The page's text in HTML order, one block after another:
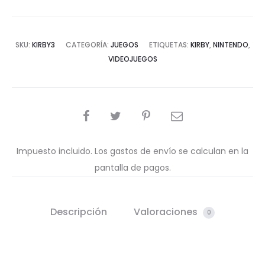
SKU: KIRBY3 CATEGORÍA: JUEGOS ETIQUETAS: KIRBY, NINTENDO,
VIDEOJUEGOS
COMPARTIR
Impuesto incluido. Los gastos de envío se calculan en la
pantalla de pagos.
Descripción Valoraciones 0